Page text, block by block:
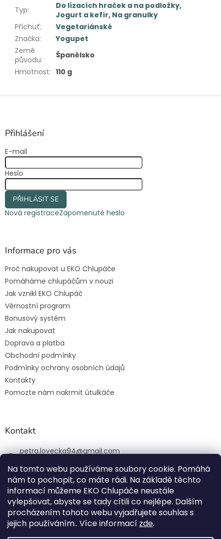
Na tomto webu používáme soubory cookie. Pomáhá
nám to pochopit, co máte rádi. Na základě těchto
informací můžeme EKO Chlupáče neustále
vylepšovat, abyste se tady cítili co nejlépe. Dalším
procházením tohoto webu vyjadřujete souhlas s
jejich používáním.. Více informací zde.
Typ: Do lízacích hraček a na podložky,
Jogurt a kefír, Na granulky
Příchuť:
Vegetariánské
Značka:
Yogupet
Země
původu:
Španělsko
Hmotnost: 110 g
Z
Přihlášení
E-mail
Heslo
PŘIHLÁSIT SE
Nová registraceZapomenuté heslo
Informace pro vás
Proč nakupovat u EKO Chlupáče
Pomáháme chlupáčům v nouzi
Jak vznikl EKO Chlupáč
Věrnostní program
Bonusový systém
Jak nakupovat
Doprava a platba
Obchodní podmínky
Podmínky ochrany osobních údajů
Kontakty
Pomozte nám nakrmit útulkáče
Kontakt
petra.lovecka94@gmail.com
+420 774 131 648
ekochlupac.cz
Vytvořil Shoptet